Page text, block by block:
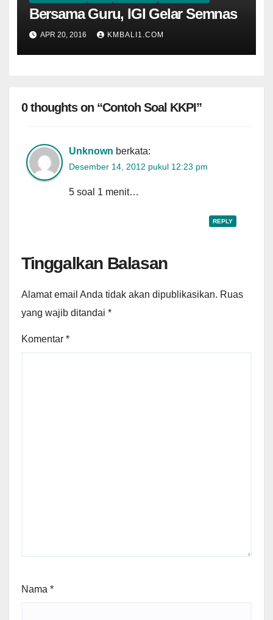
Bersama Guru, IGI Gelar Semnas
APR 20, 2016 KMBALI1.COM
0 thoughts on “Contoh Soal KKPI”
Unknown berkata:
Desember 14, 2012 pukul 12:23 pm
5 soal 1 menit…
REPLY
Tinggalkan Balasan
Alamat email Anda tidak akan dipublikasikan. Ruas
yang wajib ditandai *
Komentar *
Nama *